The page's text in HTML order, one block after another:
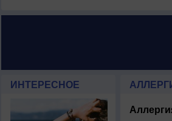
ИНТЕРЕСНОЕ